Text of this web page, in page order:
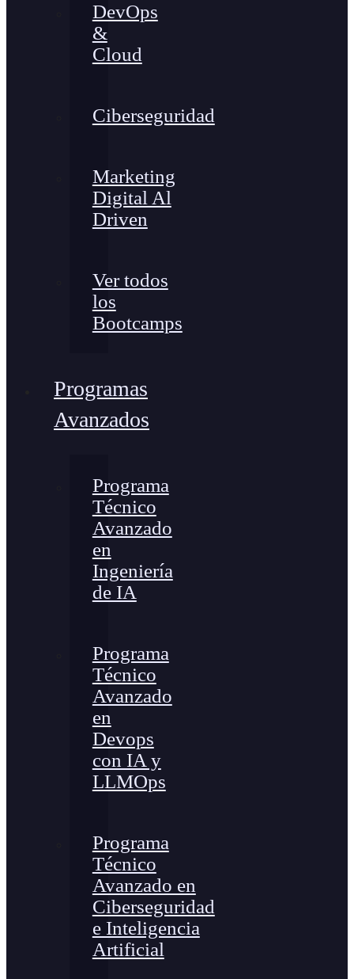
DevOps
&
Cloud
Ciberseguridad
Marketing
Digital Al
Driven
Ver todos
los
Bootcamps
Programas
Avanzados
Programa
Técnico
Avanzado
en
Ingeniería
de IA
Programa
Técnico
Avanzado
en
Devops
con IA y
LLMOps
Programa
Técnico
Avanzado en
Ciberseguridad
e Inteligencia
Artificial